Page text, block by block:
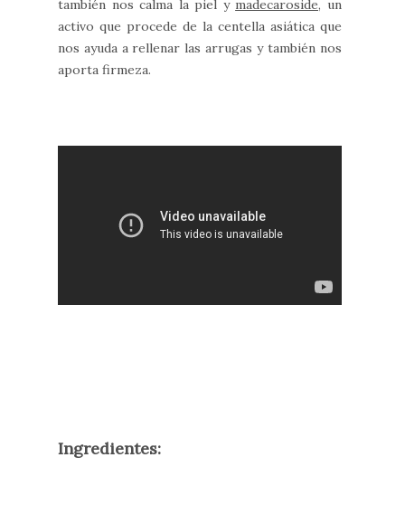
también nos calma la piel y madecaroside, un
activo que procede de la centella asiática que
nos ayuda a rellenar las arrugas y también nos
aporta firmeza.
Ingredientes: